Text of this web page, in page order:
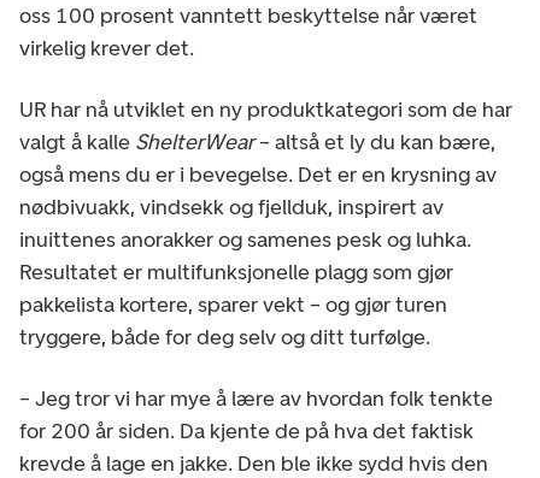
oss 100 prosent vanntett beskyttelse når været
virkelig krever det.
UR har nå utviklet en ny produktkategori som de har
valgt å kalle ShelterWear– altså et ly du kan bære,
også mens du er i bevegelse. Det er en krysning av
nødbivuakk, vindsekk og fjellduk, inspirert av
inuittenes anorakker og samenes pesk og luhka.
Resultatet er multifunksjonelle plagg som gjør
pakkelista kortere, sparer vekt – og gjør turen
tryggere, både for deg selv og ditt turfølge.
– Jeg tror vi har mye å lære av hvordan folk tenkte
for 200 år siden. Da kjente de på hva det faktisk
krevde å lage en jakke. Den ble ikke sydd hvis den